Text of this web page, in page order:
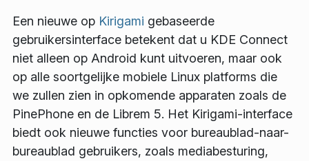
Een nieuwe op Kirigami gebaseerde
gebruikersinterface betekent dat u KDE Connect
niet alleen op Android kunt uitvoeren, maar ook
op alle soortgelijke mobiele Linux platforms die
we zullen zien in opkomende apparaten zoals de
PinePhone en de Librem 5. Het Kirigami-interface
biedt ook nieuwe functies voor bureaublad-naar-
bureaublad gebruikers, zoals mediabesturing,